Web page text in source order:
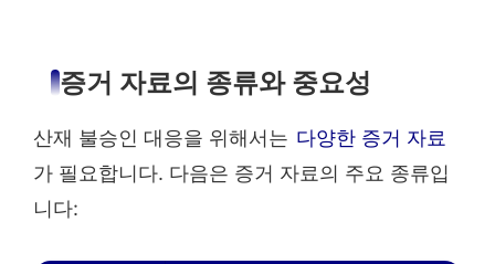
증거 자료의 종류와 중요성
산재 불승인 대응을 위해서는 다양한 증거 자료
가 필요합니다. 다음은 증거 자료의 주요 종류입
니다: